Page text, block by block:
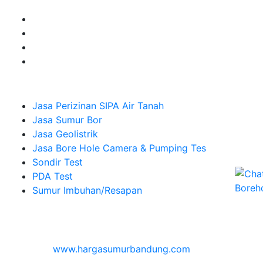
Jasa Perizinan SIPA Air Tanah
Jasa Sumur Bor
Jasa Geolistrik
Jasa Bore Hole Camera & Pumping Tes
Sondir Test
PDA Test
Sumur Imbuhan/Resapan
www.hargasumurbandung.com